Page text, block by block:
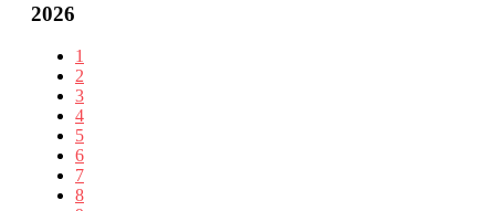
2026
1
2
3
4
5
6
7
8